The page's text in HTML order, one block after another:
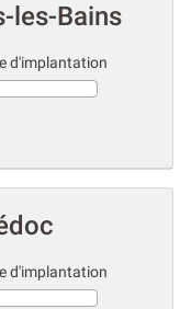
les-Bains
d'implantation
d'implantation